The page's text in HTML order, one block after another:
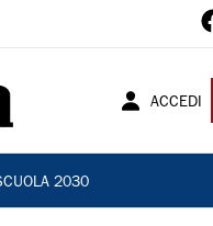
ACCEDI
2030